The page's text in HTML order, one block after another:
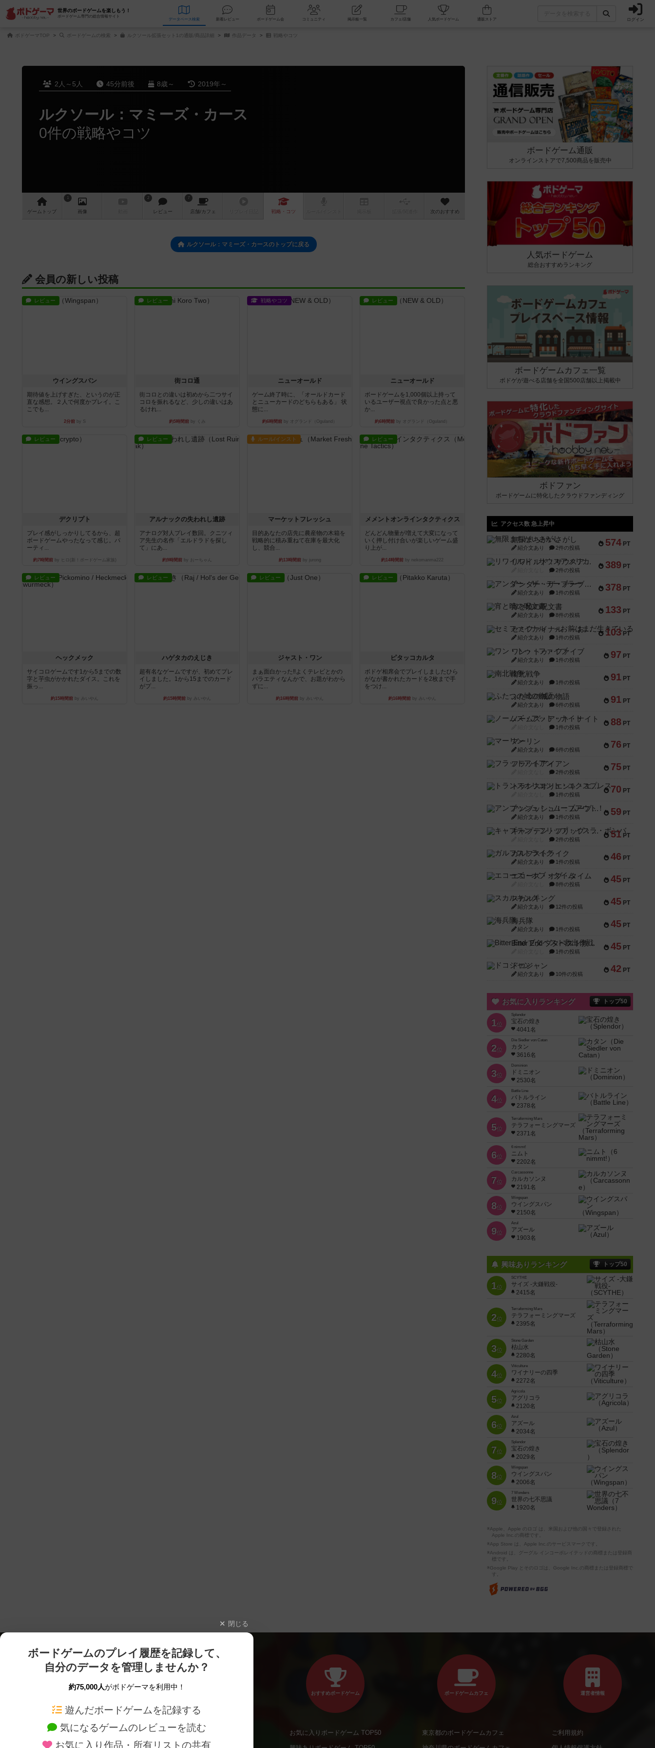
世界のボードゲームを楽しもう！
ボードゲーム専門の総合情報サイト
データベース 検索 新着レビュー ボードゲーム会 コミュニティ 掲示板一覧 カフェ/店舗 人気ボードゲーム ログイン
ボドゲーマTOP ボードゲームの検索 ルクソール拡張セット1の通販/商品詳細 作品データ 戦略やコツ
2人～5人 45分前後 8歳～ 2019年～
ルクソール：マミーズ・カース
0件の戦略やコツ
ゲーム トップ
1
画像
2
レビュー
7
店舗/カフェ 戦略 ・コツ 次のおすすめ
ルクソール：マミーズ・カースのトップに戻る
会員の新しい投稿
レビュー
ウイングスパン
期待値を上げすぎた、というのが正
直な感想。２人で何度かプレイ。こ
こでも...
2分前by S
レビュー
街コロ通
街コロとの違いは初めから二つサイ
コロを振れるなど、少しの違いはあ
るけれ...
約5時間前by くみ
戦略やコツ
ニューオールド
ゲーム終了時に、「オールドカード
とニューカードのどちらもある」 状
態に...
約6時間前 by オグランド（Oguland）
レビュー
ニューオールド
ボードゲームを1,000個以上持って
いるユーザー視点で良かった点と悪
か...
約6時間前 by オグランド（Oguland）
レビュー
デクリプト
プレイ感がしっかりしてるから、超
ボードゲームやったなって感じ。パ
ーティ...
約7時間前by ヒロ(新！ボードゲーム家族)
レビュー
アルナックの失われし遺跡
アナログ対人プレイ数回。クニツィ
ア先生の名作「エルドラドを探し
て」にあ...
約9時間前 by おーちゃん
ルール/インスト
マーケットフレッシュ
目的あなたの店先に農産物の木箱を
戦略的に積み重ねて在庫を最大化
し、競合...
約13時間前by jurong
レビュー
メメントオンラインタクティクス
どんどん物量が増えて大変になって
いく押し付け合いが楽しいゲーム盛
り上が...
約14時間前 by nekomanma222
レビュー
ヘックメック
サイコロゲームです1から5までの数
字と芋虫がかかれたダイス。これを
振っ...
約15時間前 by みいやん
レビュー
ハゲタカのえじき
超有名なゲームですが、初めてプレ
イしました。1から15までのカード
がプ...
約15時間前 by みいやん
レビュー
ジャスト・ワン
まぁ面白かった‼️よくテレビとかの
バラエティなんかで、お題がわから
ずに...
約16時間前 by みいやん
レビュー
ピタッコカルタ
ボドゲ相席会でプレイしましたひら
がなが書かれたカードを2枚まで手
をつけ...
約16時間前 by みいやん
ボードゲーム通販
オンラインストアで7,500商品を販売中
人気ボードゲーム
総合おすすめランキング
ボードゲームカフェ一覧
ボドゲが遊べる店舗を全国500店舗以上掲載中
ボドファン
ボードゲームに特化したクラウドファンディング
アクセス数 急上昇中
574 PT
無限まちがいさがし
紹介文あり 2件の投稿
389 PT
リワイルド：サウスアメリカ
2件の投稿
378 PT
アンダー・ザ・テーブラー
紹介文あり 1件の投稿
133 PT
宵と暁の呪文書
紹介文あり 8件の投稿
103 PT
セミファイナル ～お前はまだ生きている～
紹介文あり 1件の投稿
97 PT
ワン・トゥ・ファイブ
紹介文あり 1件の投稿
91 PT
南北戦争
紹介文あり 1件の投稿
91 PT
ふたつの城の物語
紹介文あり 6件の投稿
88 PT
ノームズ・アット・ナイト
1件の投稿
76 PT
マーリン
紹介文あり 6件の投稿
75 PT
フラットアイアン
2件の投稿
70 PT
トランスオリエント・エクスプレス
1件の投稿
59 PT
アンブッシュ！：ムーブアウト！
紹介文あり 1件の投稿
51 PT
キャプテン・フリップ：イスラ・ボンバ
2件の投稿
46 PT
ガルフストライク
紹介文あり 1件の投稿
45 PT
エコーズ・オブ・タイム
8件の投稿
45 PT
スカルキング
紹介文あり 12件の投稿
45 PT
海兵隊
紹介文あり 1件の投稿
45 PT
Bitter End ブタペスト救出作戦
1件の投稿
42 PT
ドコジャン
紹介文あり 10件の投稿
お気に入りランキング トップ50
1位
Splendor
宝石の煌き
4041名
2位
Die Siedler von Catan
カタン
3616名
3位
Dominion
ドミニオン
2530名
4位
Battle Line
バトルライン
2378名
5位
Terraforming Mars
テラフォーミングマーズ
2371名
6位
6 nimmt!
ニムト
2202名
7位
Carcassonne
カルカソンヌ
2191名
8位
Wingspan
ウイングスパン
2150名
9位
Azul
アズール
1903名
興味ありランキング トップ50
1位
SCYTHE
サイズ -大鎌戦役-
2415名
2位
Terraforming Mars
テラフォーミングマーズ
2395名
3位
Stone Garden
枯山水
2280名
4位
Viticulture
ワイナリーの四季
2272名
5位
Agricola
アグリコラ
2120名
6位
Azul
アズール
2034名
7位
Splendor
宝石の煌き
2029名
8位
Wingspan
ウイングスパン
2006名
9位
7 Wonders
世界の七不思議
1920名
※Apple、Apple のロゴ は、米国および他の国々で登録された
Apple Inc.の商標です。
※App Store は、Apple Inc.のサービスマークです。
※Android は、グーグル インコーポレイテッドの商標または登録商
標です。
※Google Play とそのロゴは、Google Inc.の商標または登録商標で
す。
閉じる
ボードゲームのプレイ履歴を記録して、
自分のデータを管理しませんか？
約75,000人がボドゲーマを利用中！
遊んだボードゲームを記録する
気になるゲームのレビューを読む
お気に入り作品・所有リストの共有
ボードゲームを検索する 新作・再入荷情報
おすすめボードゲーム
お気に入りボードゲーム TOP50
ボードゲームカフェ
東京都のボードゲームカフェ
運営者情報
ご利用規約